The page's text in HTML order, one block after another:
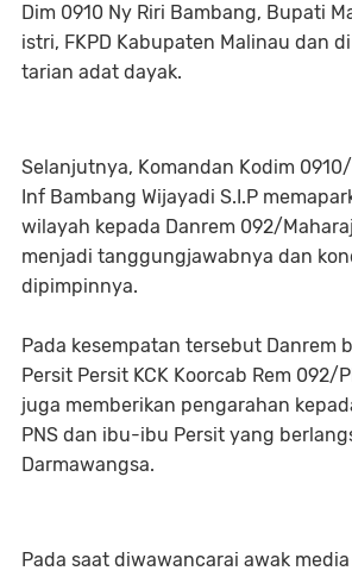
Dim 0910 Ny Riri Bambang, Bupati
istri, FKPD Kabupaten Malinau dan
tarian adat dayak.
Selanjutnya, Komandan Kodim
Inf Bambang Wijayadi S.I.P
wilayah kepada Danrem 092/
menjadi tanggungjawabnya dan
dipimpinnya.
Pada kesempatan tersebut Danrem
Persit Persit KCK Koorcab Rem 092/
juga memberikan pengarahan
PNS dan ibu-ibu Persit yang
Darmawangsa.
Pada saat diwawancarai awak